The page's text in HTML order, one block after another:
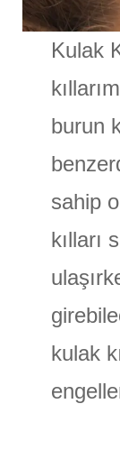
Kulak
burun
sahip
kılları
kulak